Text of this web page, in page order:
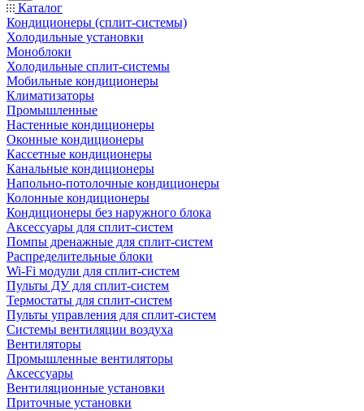
Каталог
Кондиционеры (сплит-системы)
Холодильные установки
Моноблоки
Холодильные сплит-системы
Мобильные кондиционеры
Климатизаторы
Промышленные
Настенные кондиционеры
Оконные кондиционеры
Кассетные кондиционеры
Канальные кондиционеры
Напольно-потолочные кондиционеры
Колонные кондиционеры
Кондиционеры без наружного блока
Аксессуары для сплит-систем
Помпы дренажные для сплит-систем
Распределительные блоки
Wi-Fi модули для сплит-систем
Пульты ДУ для сплит-систем
Термостаты для сплит-систем
Пульты управления для сплит-систем
Системы вентиляции воздуха
Вентиляторы
Промышленные вентиляторы
Аксессуары
Вентиляционные установки
Приточные установки